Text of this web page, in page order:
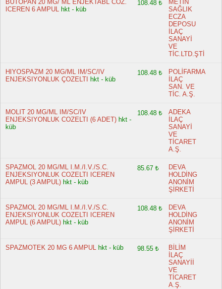
BUTOPAN 20 MG/ ML ENJEKTABL COZ.
ICEREN 6 AMPUL hkt - küb
108.48 ₺
METİN
SAĞLIK
ECZA
DEPOSU
İLAÇ
SANAYİ
VE
TİC.LTD.ŞTİ
HIYOSPAZM 20 MG/ML IM/SC/IV
ENJEKSIYONLUK ÇOZELTI
hkt - küb
108.48 ₺
POLİFARMA
İLAÇ
SAN. VE
TİC. A.Ş.
MOLIT 20 MG/ML IM/SC/IV
ENJEKSIYONLUK COZELTI (6 ADET) hkt -
küb
108.48 ₺
ADEKA
İLAÇ
SANAYİ
VE
TİCARET
A.Ş.
SPAZMOL 20 MG/ML I.M./I.V./S.C.
ENJEKSIYONLUK COZELTI ICEREN
AMPUL (3 AMPUL) hkt - küb
85.67 ₺
DEVA
HOLDİNG
ANONİM
ŞİRKETİ
SPAZMOL 20 MG/ML I.M./I.V./S.C.
ENJEKSIYONLUK COZELTI ICEREN
AMPUL (6 AMPUL) hkt - küb
108.48 ₺
DEVA
HOLDİNG
ANONİM
ŞİRKETİ
SPAZMOTEK 20 MG 6 AMPUL hkt - küb 98.55 ₺
BİLİM
İLAÇ
SANAYİİ
VE
TİCARET
A.Ş.